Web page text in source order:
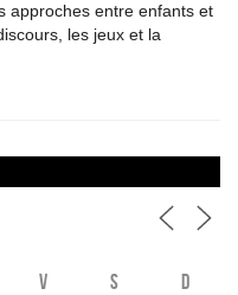
approches entre enfants et
les jeux et la
V S D